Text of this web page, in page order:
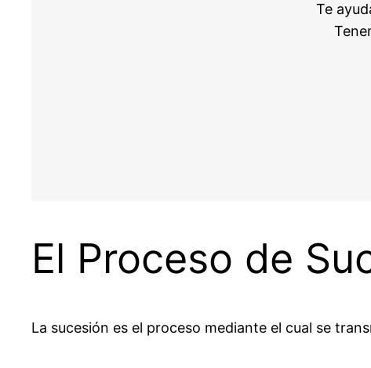
Te
El Proceso de
La sucesión es el proceso mediante el cual se